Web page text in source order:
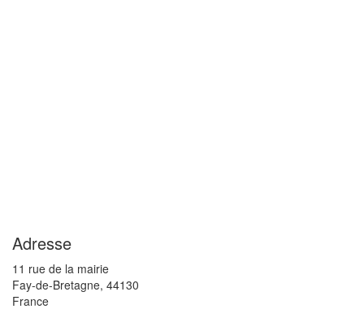
Adresse
11 rue de la mairie
Fay-de-Bretagne, 44130
France